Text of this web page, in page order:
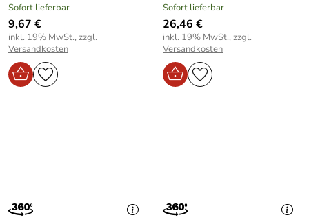
Sofort lieferbar
9,67 €
inkl. 19% MwSt., zzgl.
Versandkosten
Sofort lieferbar
26,46 €
inkl. 19% MwSt., zzgl.
Versandkosten